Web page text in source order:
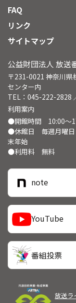
FAQ
リンク
サイトマップ
公益財団法人 放送
〒231-0021 神奈川県
センター内
TEL：045-222-2828
利用案内
●開館時間 10:00～
●休館日 毎週月曜日
末年始
●利用料 無料
note
YouTube
番組投票
放送ラ